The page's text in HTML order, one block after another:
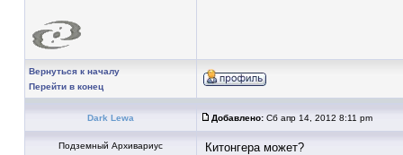
Вернуться к началу
Перейти в конец
Dark Lewa Добавлено: Сб апр 14, 2012 8:11 pm
Подземный Архивариус
Китонгера может?